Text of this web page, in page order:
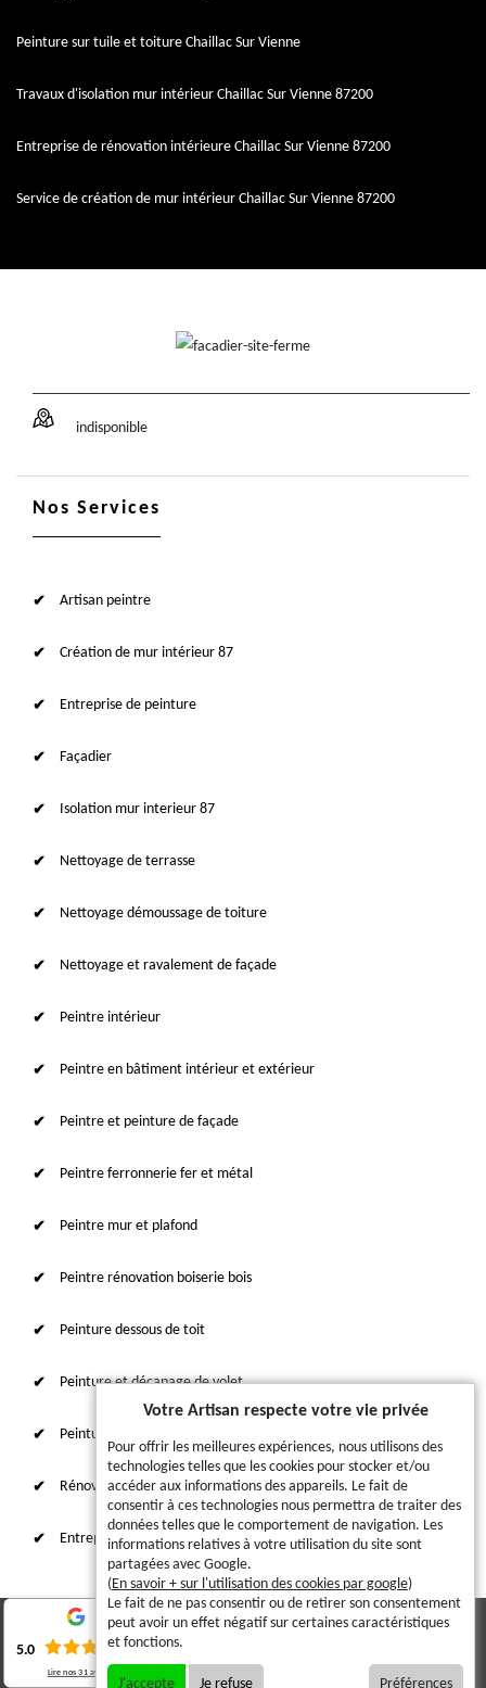
Peinture sur tuile et toiture Chaillac Sur Vienne
Travaux d'isolation mur intérieur Chaillac Sur Vienne 87200
Entreprise de rénovation intérieure Chaillac Sur Vienne 87200
Service de création de mur intérieur Chaillac Sur Vienne 87200
indisponible
Nos Services
Artisan peintre
Création de mur intérieur 87
Entreprise de peinture
Façadier
Isolation mur interieur 87
Nettoyage de terrasse
Nettoyage démoussage de toiture
Nettoyage et ravalement de façade
Peintre intérieur
Peintre en bâtiment intérieur et extérieur
Peintre et peinture de façade
Peintre ferronnerie fer et métal
Peintre mur et plafond
Peintre rénovation boiserie bois
Peinture dessous de toit
Peinture et décapage de volet
Peinture sur tuile et toiture
Rénovation intérieure 87
Entreprise de ravalement
© 2023 - 2026 - Tout droit réservé
Mentions légales
Votre Artisan respecte votre vie privée
Pour offrir les meilleures expériences, nous utilisons des
technologies telles que les cookies pour stocker et/ou
accéder aux informations des appareils. Le fait de
consentir à ces technologies nous permettra de traiter des
données telles que le comportement de navigation. Les
informations relatives à votre utilisation du site sont
partagées avec Google.
(En savoir + sur l'utilisation des cookies par google)
Le fait de ne pas consentir ou de retirer son consentement
peut avoir un effet négatif sur certaines caractéristiques
et fonctions.
J'accepte Je refuse Préférences
5.0
Lire nos31 avis